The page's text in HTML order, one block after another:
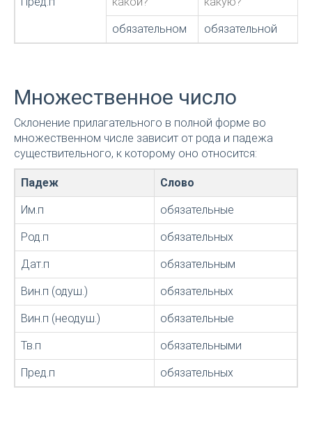
обязательном обязательной
Множественное число
Склонение прилагательного в полной форме во
множественном числе зависит от рода и падежа
существительного, к которому оно относится:
Падеж Слово
Им.п обязательные
Род.п обязательных
Дат.п обязательным
Вин.п (одуш.) обязательных
Вин.п (неодуш.) обязательные
Тв.п обязательными
Пред.п обязательных